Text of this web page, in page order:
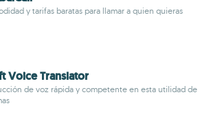
y tarifas baratas para llamar a quien quieras
Voice Translator
de voz rápida y competente en esta utilidad de